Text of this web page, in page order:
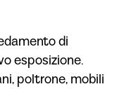
di
esposizione.
poltrone, mobili